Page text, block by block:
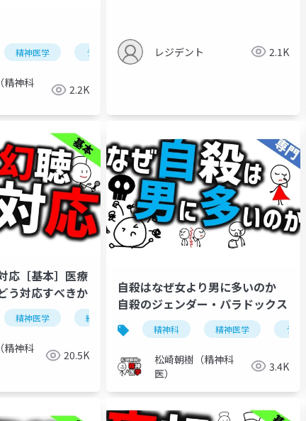
精神医学 うつ病 気分障害 双極症
精神科
2.2K
レジデント 2.1K
応［基本］医療
う対応すべきか
精神医学 統合失調症 妄想 幻聴 看護
精神科
20.5K
自殺はなぜ女より男に多いのか
自殺のジェンダー・パラドックス
精神科 精神医学 うつ病
松崎朝樹（精神科
医）
3.4K